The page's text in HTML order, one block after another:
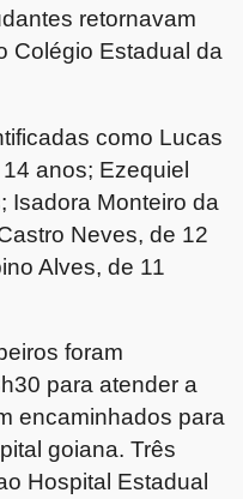
retornavam
Colégio Estadual da
como Lucas
anos; Ezequiel
Isadora Monteiro da
Neves, de 12
Alves, de 11
foram
para atender a
encaminhados para
goiana. Três
Hospital Estadual